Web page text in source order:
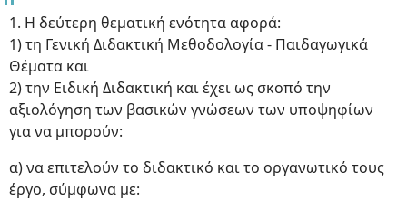
1. Η δεύτερη θεματική ενότητα αφορά:
1) τη Γενική Διδακτική Μεθοδολογία - Παιδαγωγικά
Θέματα και
2) την Ειδική Διδακτική και έχει ως σκοπό την
αξιολόγηση των βασικών γνώσεων των υποψηφίων
για να μπορούν:
α) να επιτελούν το διδακτικό και το οργανωτικό τους
έργο, σύμφωνα με: